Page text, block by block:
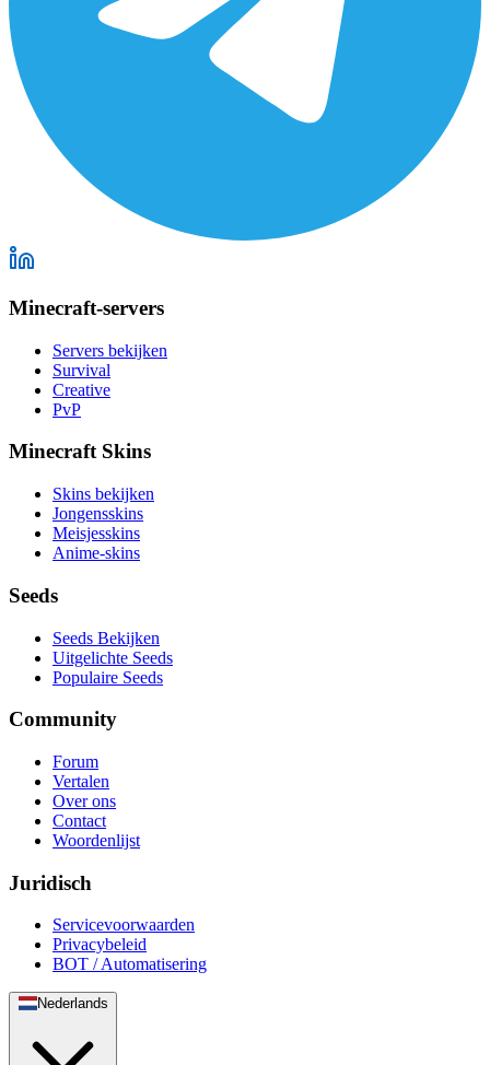
Minecraft-servers
Servers bekijken
Survival
Creative
PvP
Minecraft Skins
Skins bekijken
Jongensskins
Meisjesskins
Anime-skins
Seeds
Seeds Bekijken
Uitgelichte Seeds
Populaire Seeds
Community
Forum
Vertalen
Over ons
Contact
Woordenlijst
Juridisch
Servicevoorwaarden
Privacybeleid
BOT / Automatisering
Nederlands